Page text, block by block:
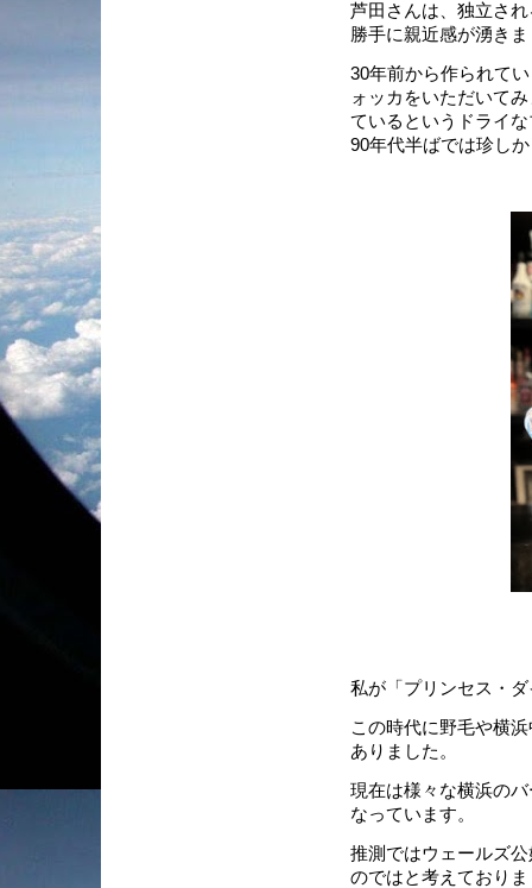
芦田さんは、独立さ
勝手に親近感が湧き
30年前から作られて
ォッカをいただいて
ているというドライ
90年代半ばでは珍し
私が「プリンセス・
この時代に野毛や横
ありました。
現在は様々な横浜の
なっています。
推測ではウェールズ
のではと考えており